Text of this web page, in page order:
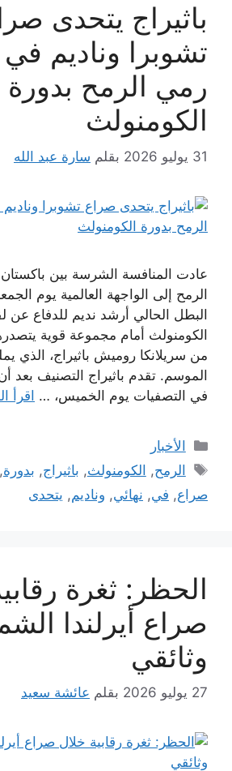
باثيراج يتحدى
تشوبرا وناديم في
رمي الرمح بدورة
الكومنولث
31 يوليو 2026 بقلم سارة عبد الله
عادت المنافسة الشرسة بين
الرمح إلى الواجهة العالمية يوم
البطل الحالي أرشد نديم للدفاع عن
الكومنولث أمام مجموعة قوية
من سريلانكا روميش باثيراج،
في التصفيات يوم الخميس، … اقرأ
التصنيفات
الأخبار
الوسوم
الرمح, الكومنولث, باثيراج, بدورة
صراع, في, نهائي, وناديم, يتحدى
الحظر: ثغرة
صراع أيرلندا
وثائقي
27 يوليو 2026 بقلم عائشة سعيد